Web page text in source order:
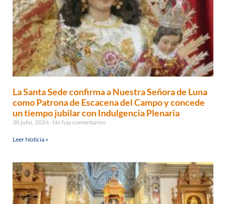
La Santa Sede confirma a Nuestra Señora de Luna
como Patrona de Escacena del Campo y concede
un tiempo jubilar con Indulgencia Plenaria
30 julio, 2026 No hay comentarios
Leer Noticia »